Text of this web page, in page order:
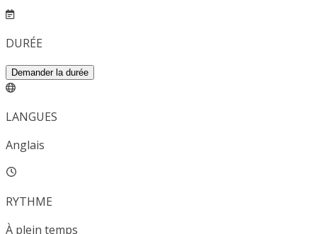
DURÉE
Demander la durée
LANGUES
Anglais
RYTHME
À plein temps